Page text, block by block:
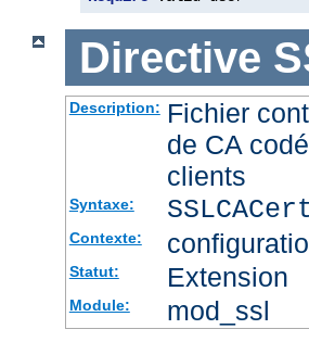
Directive
Description: Fichier
de CA
clients
Syntaxe:
Contexte:
Statut: Extension
Module: mod_ssl